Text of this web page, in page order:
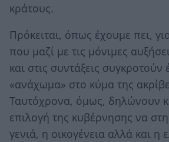
κράτους.
Πρόκειται, όπως έχουμε πει,
που μαζί με τις μόνιμες
και στις συντάξεις συγκροτούν
«ανάχωμα» στο κύμα της
Ταυτόχρονα, όμως, δηλώνουν
επιλογή της κυβέρνησης να
γενιά, η οικογένεια αλλά και η